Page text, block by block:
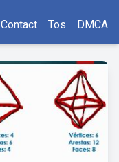
Contact Tos DMCA